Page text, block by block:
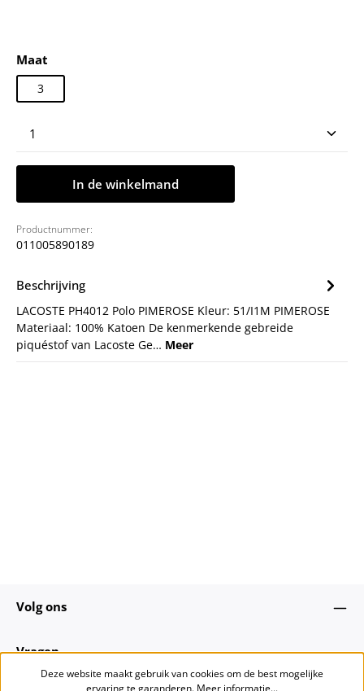
Selecteer
Maat
3
Producthoeveelheid: Voer de gewenste
In de winkelmand
Productnummer:
011005890189
Beschrijving
LACOSTE PH4012 Polo PIMEROSE Kleur: 51/I1M PIMEROSE
Materiaal: 100% Katoen De kenmerkende gebreide
piquéstof van Lacoste Ge… Meer
Volg ons
Vragen
Deze website maakt gebruik van cookies om de best mogelijke
ervaring te garanderen. Meer informatie...